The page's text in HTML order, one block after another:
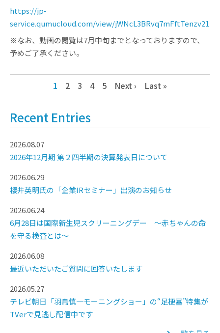
https://jp-
service.qumucloud.com/view/jWNcL3BRvq7mFftTenzv21
※なお、動画の閲覧は7月中旬までとなっておりますので、
予めご了承ください。
1 2 3 4 5 Next › Last »
Recent Entries
2026.08.07
2026年12月期 第２四半期の決算発表日について
2026.06.29
櫻井英明氏の「企業IRセミナー」出演のお知らせ
2026.06.24
6月28日は国際新生児スクリーニングデー ～赤ちゃんの命
を守る検査とは～
2026.06.08
最近いただいたご質問に回答いたします
2026.05.27
テレビ朝日「羽鳥慎一モーニングショー」の“足梗塞”特集が
TVerで見逃し配信中です